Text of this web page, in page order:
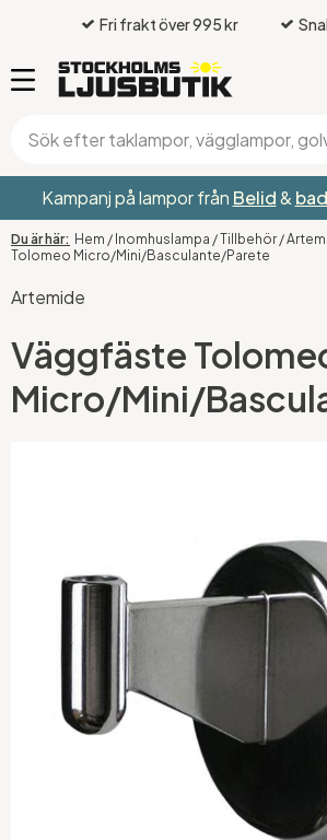
Fri frakt över 995 kr
Kampanj på lampor från Belid&
Hem / Inomhuslampa /Tillbehör /
Tolomeo Micro/Mini/Basculante/Parete
Artemide
Väggfäste
Micro/Mini/